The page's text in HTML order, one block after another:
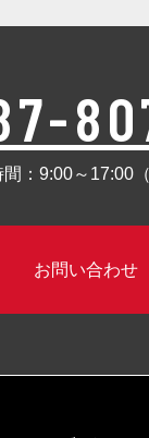
：9:00～17:00（
お問い合わせ